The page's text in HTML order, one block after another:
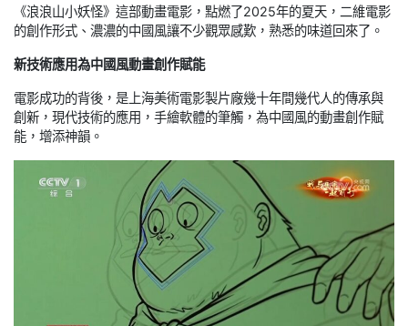
《浪浪山小妖怪》這部動畫電影，點燃了2025年的夏天，二維電影
的創作形式、濃濃的中國風讓不少觀眾感歎，熟悉的味道回來了。
新技術應用為中國風動畫創作賦能
電影成功的背後，是上海美術電影製片廠幾十年間幾代人的傳承與
創新，現代技術的應用，手繪軟體的筆觸，為中國風的動畫創作賦
能，增添神韻。